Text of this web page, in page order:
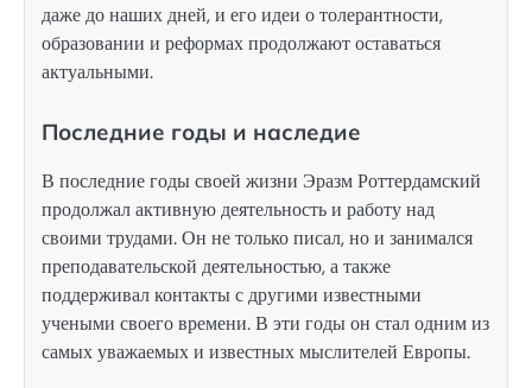
даже до наших дней, и его идеи о толерантности,
образовании и реформах продолжают оставаться
актуальными.
Последние годы и наследие
В последние годы своей жизни Эразм Роттердамский
продолжал активную деятельность и работу над
своими трудами. Он не только писал, но и занимался
преподавательской деятельностью, а также
поддерживал контакты с другими известными
учеными своего времени. В эти годы он стал одним из
самых уважаемых и известных мыслителей Европы.